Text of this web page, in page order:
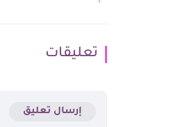
تعليقات
إرسال تعليق